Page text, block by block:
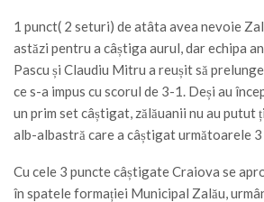
1 punct( 2 seturi) de atâta avea nevoie
astăzi pentru a câștiga aurul, dar echipa
Pascu și Claudiu Mitru a reușit să
ce s-a impus cu scorul de 3-1. Deși au
un prim set câștigat, zălăuanii nu au putut
alb-albastră care a câștigat următoarele
Cu cele 3 puncte câștigate Craiova se
în spatele formației Municipal Zalău,